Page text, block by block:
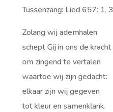
Tussenzang: Lied 657: 1, 3
Zolang wij ademhalen
schept Gij in ons de kracht
om zingend te vertalen
waartoe wij zijn gedacht:
elkaar zijn wij gegeven
tot kleur en samenklank.